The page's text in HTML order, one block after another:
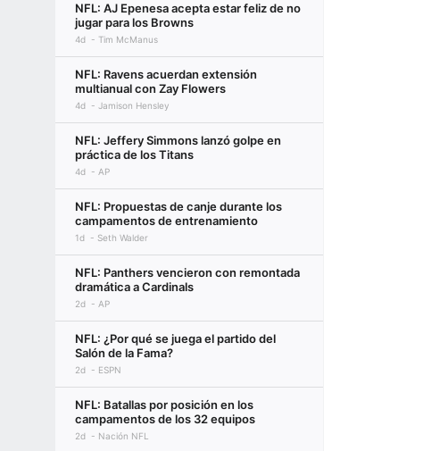
NFL: AJ Epenesa acepta estar feliz de no
jugar para los Browns
4d Tim McManus
NFL: Ravens acuerdan extensión
multianual con Zay Flowers
4d Jamison Hensley
NFL: Jeffery Simmons lanzó golpe en
práctica de los Titans
4d AP
NFL: Propuestas de canje durante los
campamentos de entrenamiento
1d Seth Walder
NFL: Panthers vencieron con remontada
dramática a Cardinals
2d AP
NFL: ¿Por qué se juega el partido del
Salón de la Fama?
2d ESPN
NFL: Batallas por posición en los
campamentos de los 32 equipos
2d Nación NFL